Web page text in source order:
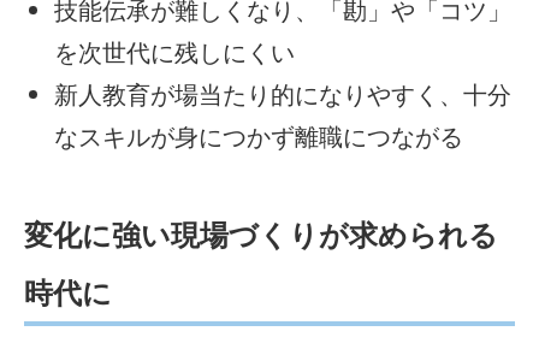
技能伝承が難しくなり、「勘」や「コツ」
を次世代に残しにくい
新人教育が場当たり的になりやすく、十分
なスキルが身につかず離職につながる
変化に強い現場づくりが求められる
時代に